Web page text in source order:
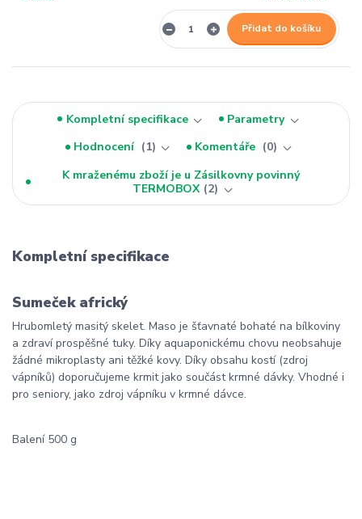
Přidat do košíku
Kompletní specifikace
Parametry
Hodnocení
1 Komentáře
0
K mraženému zboží je u Zásilkovny povinný
TERMOBOX 2
Kompletní specifikace
Sumeček africký
Hrubomletý masitý skelet. Maso je šťavnaté bohaté na bílkoviny
a zdraví prospěšné tuky. Díky aquaponickému chovu neobsahuje
žádné mikroplasty ani těžké kovy. Díky obsahu kostí (zdroj
vápníků) doporučujeme krmit jako součást krmné dávky. Vhodné i
pro seniory, jako zdroj vápníku v krmné dávce.
Balení 500 g